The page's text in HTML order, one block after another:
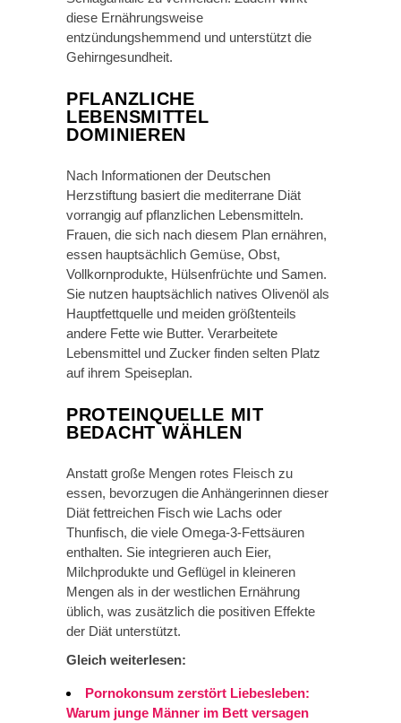
diese Ernährungsweise
entzündungshemmend und unterstützt die
Gehirngesundheit.
PFLANZLICHE
LEBENSMITTEL
DOMINIEREN
Nach Informationen der Deutschen
Herzstiftung basiert die mediterrane Diät
vorrangig auf pflanzlichen Lebensmitteln.
Frauen, die sich nach diesem Plan ernähren,
essen hauptsächlich Gemüse, Obst,
Vollkornprodukte, Hülsenfrüchte und Samen.
Sie nutzen hauptsächlich natives Olivenöl als
Hauptfettquelle und meiden größtenteils
andere Fette wie Butter. Verarbeitete
Lebensmittel und Zucker finden selten Platz
auf ihrem Speiseplan.
PROTEINQUELLE MIT
BEDACHT WÄHLEN
Anstatt große Mengen rotes Fleisch zu
essen, bevorzugen die Anhängerinnen dieser
Diät fettreichen Fisch wie Lachs oder
Thunfisch, die viele Omega-3-Fettsäuren
enthalten. Sie integrieren auch Eier,
Milchprodukte und Geflügel in kleineren
Mengen als in der westlichen Ernährung
üblich, was zusätzlich die positiven Effekte
der Diät unterstützt.
Gleich weiterlesen:
Pornokonsum zerstört Liebesleben:
Warum junge Männer im Bett versagen